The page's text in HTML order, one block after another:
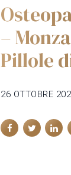
–
Pillole
26 OTTOBRE